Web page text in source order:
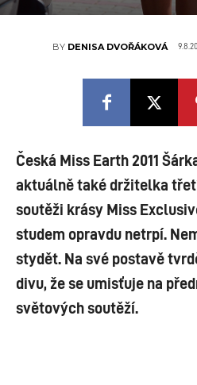
BY DENISA DVOŘÁKOVÁ
Česká Miss Earth 2011
aktuálně také držitelka
soutěži krásy Miss
studem opravdu netrpí.
stydět. Na své postavě
divu, že se umisťuje na
světových soutěží.